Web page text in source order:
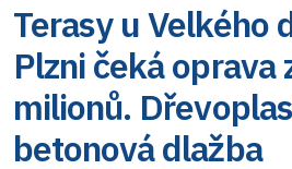
Terasy u Velkého
Plzni čeká oprava
milionů.
betonová dlažba